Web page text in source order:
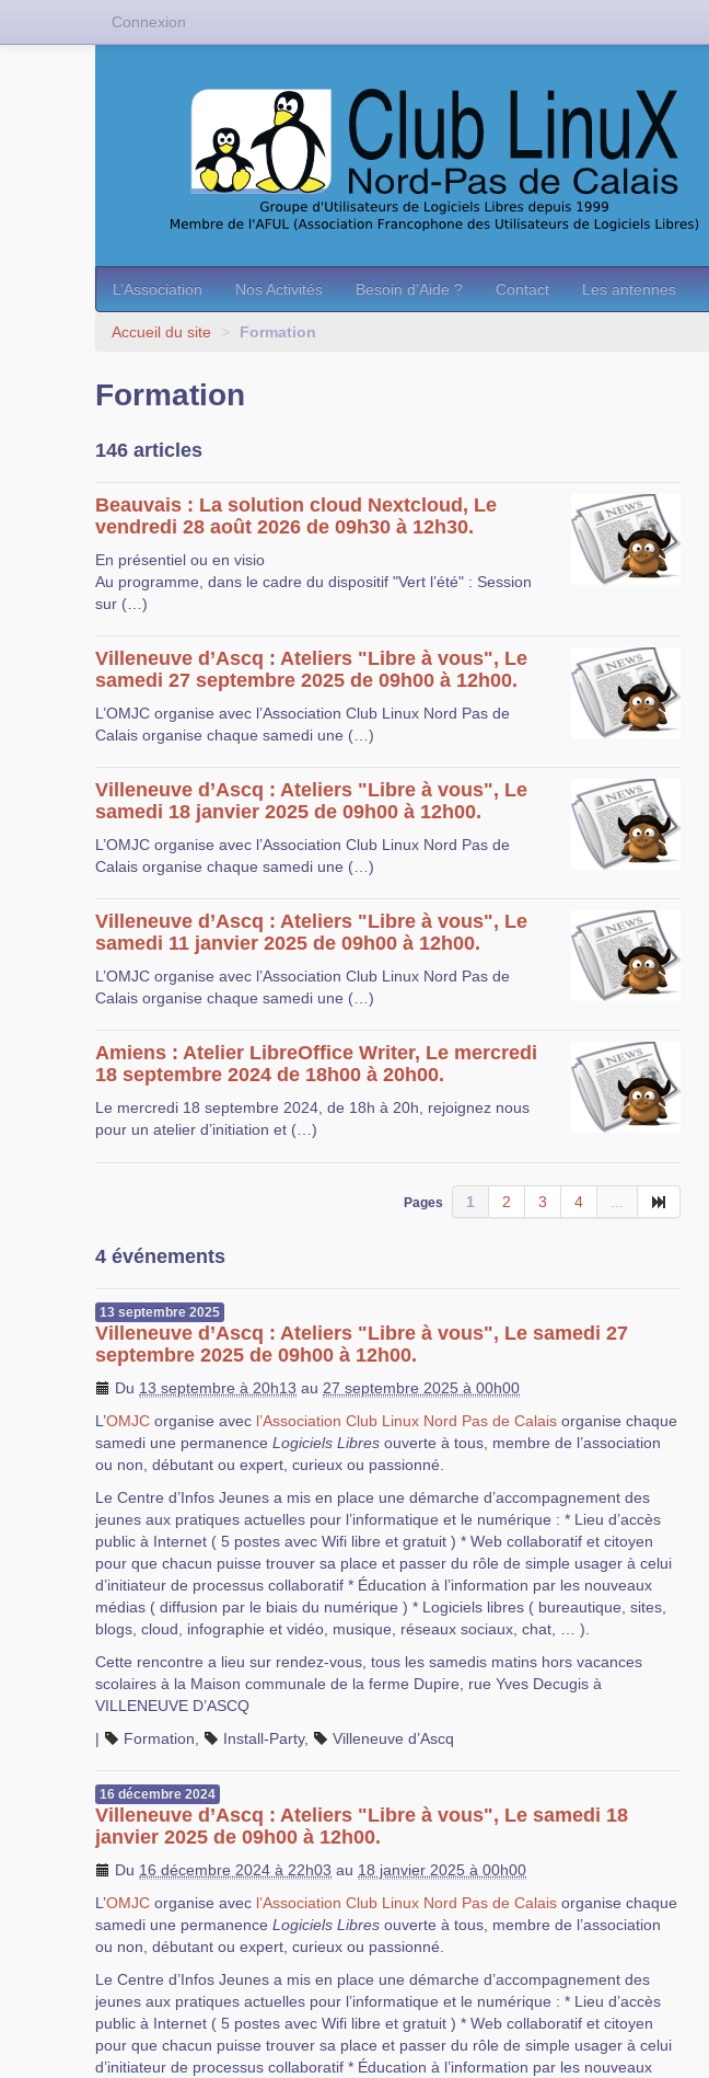
L’Association Nos Activités Besoin d’Aide ? Contact Les antennes
Accueil du site > Formation
Formation
146 articles
Beauvais : La solution cloud Nextcloud, Le
vendredi 28 août 2026 de 09h30 à 12h30.
En présentiel ou en visio
Au programme, dans le cadre du dispositif "Vert l’été" : Session
sur (…)
Villeneuve d’Ascq : Ateliers "Libre à vous", Le
samedi 27 septembre 2025 de 09h00 à 12h00.
L’OMJC organise avec l’Association Club Linux Nord Pas de
Calais organise chaque samedi une (…)
Villeneuve d’Ascq : Ateliers "Libre à vous", Le
samedi 18 janvier 2025 de 09h00 à 12h00.
L’OMJC organise avec l’Association Club Linux Nord Pas de
Calais organise chaque samedi une (…)
Villeneuve d’Ascq : Ateliers "Libre à vous", Le
samedi 11 janvier 2025 de 09h00 à 12h00.
L’OMJC organise avec l’Association Club Linux Nord Pas de
Calais organise chaque samedi une (…)
Amiens : Atelier LibreOffice Writer, Le mercredi
18 septembre 2024 de 18h00 à 20h00.
Le mercredi 18 septembre 2024, de 18h à 20h, rejoignez nous
pour un atelier d’initiation et (…)
Pages 1 2 3 4
4 événements
13 septembre 2025
Villeneuve d’Ascq : Ateliers "Libre à vous", Le samedi 27
septembre 2025 de 09h00 à 12h00.
Du 13 septembre à 20h13 au 27 septembre 2025 à 00h00
L’OMJC organise avec l’Association Club Linux Nord Pas de Calais organise chaque
samedi une permanence Logiciels Libres ouverte à tous, membre de l’association
ou non, débutant ou expert, curieux ou passionné.
Le Centre d’Infos Jeunes a mis en place une démarche d’accompagnement des
jeunes aux pratiques actuelles pour l’informatique et le numérique : * Lieu d’accès
public à Internet ( 5 postes avec Wifi libre et gratuit ) * Web collaboratif et citoyen
pour que chacun puisse trouver sa place et passer du rôle de simple usager à celui
d’initiateur de processus collaboratif * Éducation à l’information par les nouveaux
médias ( diffusion par le biais du numérique ) * Logiciels libres ( bureautique, sites,
blogs, cloud, infographie et vidéo, musique, réseaux sociaux, chat, … ).
Cette rencontre a lieu sur rendez-vous, tous les samedis matins hors vacances
scolaires à la Maison communale de la ferme Dupire, rue Yves Decugis à
VILLENEUVE D’ASCQ
|
Formation Install-Party, Villeneuve d’Ascq
16 décembre 2024
Villeneuve d’Ascq : Ateliers "Libre à vous", Le samedi 18
janvier 2025 de 09h00 à 12h00.
Du 16 décembre 2024 à 22h03 au 18 janvier 2025 à 00h00
L’OMJC organise avec l’Association Club Linux Nord Pas de Calais organise chaque
samedi une permanence Logiciels Libres ouverte à tous, membre de l’association
ou non, débutant ou expert, curieux ou passionné.
Le Centre d’Infos Jeunes a mis en place une démarche d’accompagnement des
jeunes aux pratiques actuelles pour l’informatique et le numérique : * Lieu d’accès
public à Internet ( 5 postes avec Wifi libre et gratuit ) * Web collaboratif et citoyen
pour que chacun puisse trouver sa place et passer du rôle de simple usager à celui
d’initiateur de processus collaboratif * Éducation à l’information par les nouveaux
Connexion